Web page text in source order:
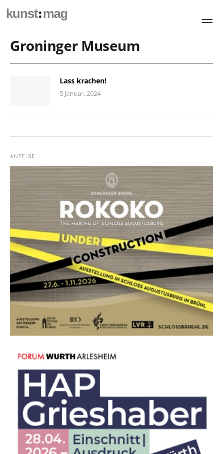
kunst:mag
Groninger Museum
Lass krachen!
5 Januar, 2024
ANZEIGE